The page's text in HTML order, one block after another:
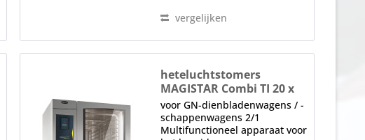
vergelijken
heteluchtstomers
MAGISTAR Combi TI 20 x
GN 2/1-E-3G
voor GN-dienbladenwagens / -
schappenwagens 2/1
Multifunctioneel apparaat voor